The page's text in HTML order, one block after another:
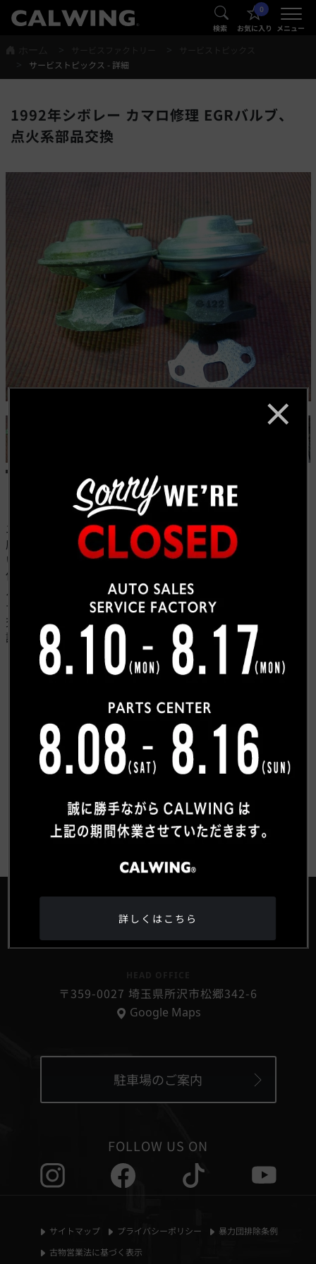
® 検索
0
お気に入り メニュー
®
サービストピックス - 詳細
1992年シボレー カマロ修理 EGRバルブ、
点火系部品交換
エンジンのチェックランプが点灯しエンジンが不調為入
庫いたしました。 アイドリングが安定せずに振動が大き
いという症状です。 まずGMのコンピューターテック2を
使用し診断 EGRバルブの不良と言う症状でした。EGRバ
ルブを交換しました。 点火系の部品も点検をしたところ
デスビ、プラグの状態が悪くなっていたので今回一緒に
交換をいたしました。 交換後、点火タイミングを合わせ
試運転を実施し以前の症状が改善されたことを確認いた
しました。
トピックス一覧へもどる
〒359-0027 埼玉県所沢市松郷342-6
Google Maps
駐車場のご案内
FOLLOW US ON
サイトマップ プライバシーポリシー
暴力団排除条例
古物営業法に基づく表示
詳しくはこちら